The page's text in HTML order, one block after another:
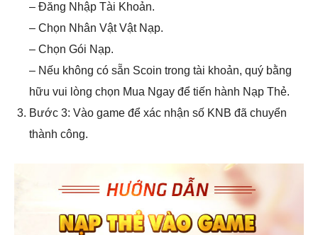
– Đăng Nhập Tài Khoản.
– Chọn Nhân Vật Vật Nạp.
– Chọn Gói Nạp.
– Nếu không có sẵn Scoin trong tài khoản, quý bằng
hữu vui lòng chọn Mua Ngay để tiến hành Nạp Thẻ.
Bước 3: Vào game để xác nhận số KNB đã chuyển
thành công.